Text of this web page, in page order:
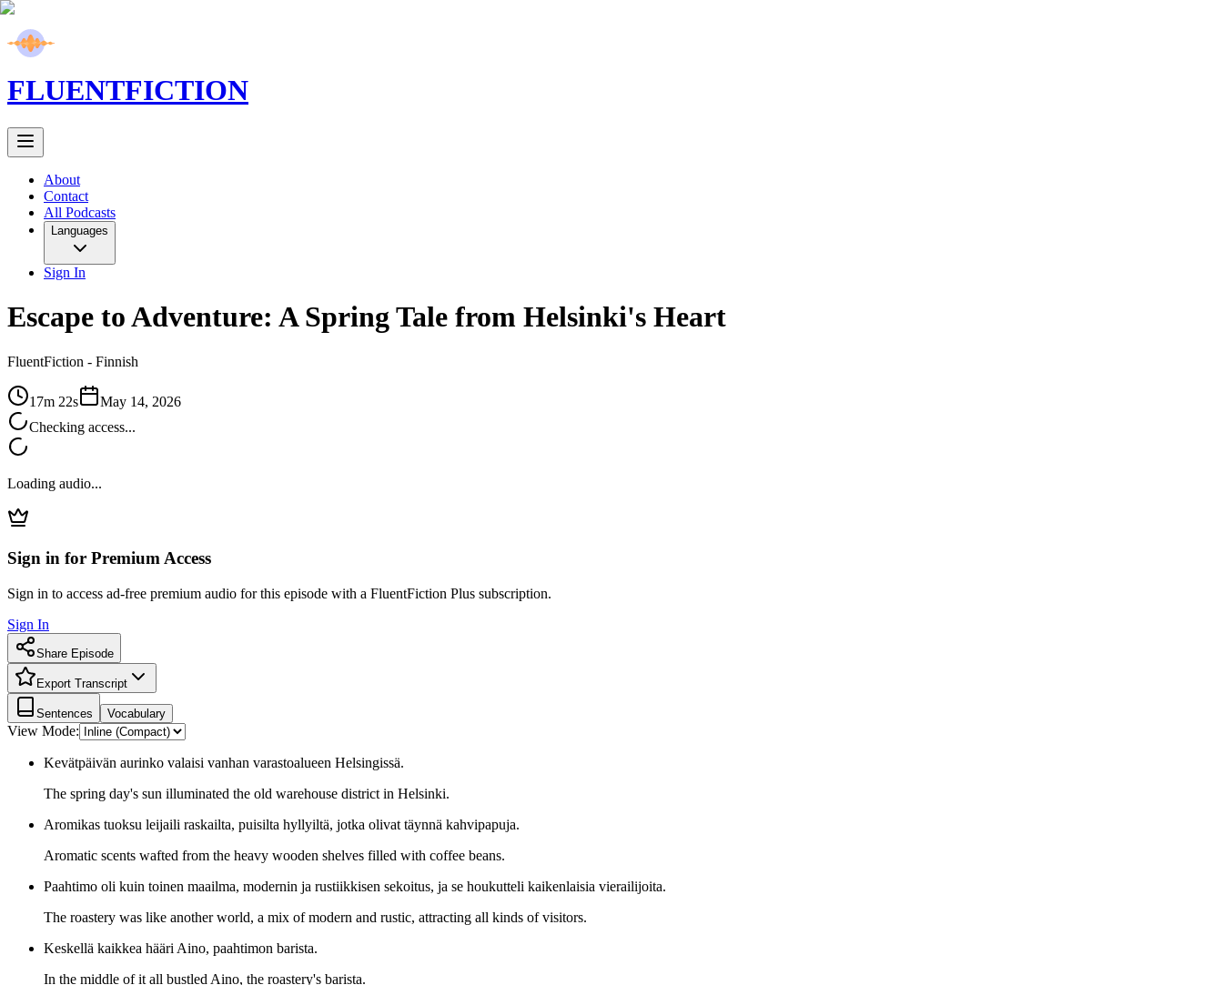
FLUENTFICTION
About
Contact
All Podcasts
Languages
Sign In
Escape to Adventure: A Spring Tale from Helsinki's Heart
FluentFiction - Finnish
17m 22s
May 14, 2026
Checking access...
Loading audio...
Sign in for Premium Access
Sign in to access ad-free premium audio for this episode with a FluentFiction Plus subscription.
Sign In
Share Episode
Export Transcript
Sentences Vocabulary
View Mode:
Kevätpäivän aurinko valaisi vanhan varastoalueen Helsingissä.
The spring day's sun illuminated the old warehouse district in Helsinki.
Aromikas tuoksu leijaili raskailta, puisilta hyllyiltä, jotka olivat täynnä kahvipapuja.
Aromatic scents wafted from the heavy wooden shelves filled with coffee beans.
Paahtimo oli kuin toinen maailma, modernin ja rustiikkisen sekoitus, ja se houkutteli kaikenlaisia vierailijoita.
The roastery was like another world, a mix of modern and rustic, attracting all kinds of visitors.
Keskellä kaikkea hääri Aino, paahtimon barista.
In the middle of it all bustled Aino, the roastery's barista.